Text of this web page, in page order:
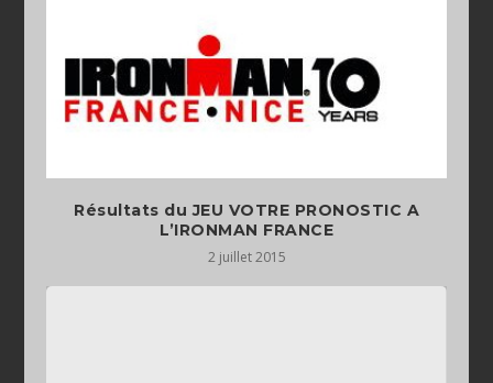
Résultats du JEU VOTRE PRONOSTIC A
L’IRONMAN FRANCE
2 juillet 2015